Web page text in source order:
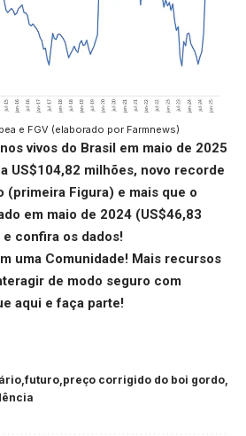
e FGV (elaborado por Farmnews)
vivos do Brasil em maio de 2025
US$104,82 milhões, novo recorde
(primeira Figura) e mais que o
em maio de 2024 (US$46,83
e confira os dados!
uma Comunidade! Mais recursos
de modo seguro com
aqui e faça parte!
futuro preço corrigido do boi gordo